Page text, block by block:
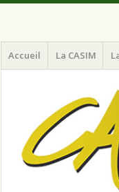
CASIM 78
Chaine d'Amitié pour la
Menu
Aller
au
Accueil La CASIM